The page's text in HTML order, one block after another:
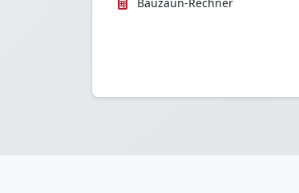
Bauzaun-Rechner